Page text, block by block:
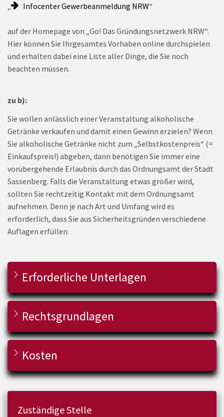
Infocenter Gewerbeanmeldung NRW“
auf der Homepage von „Go! Das Gründungsnetzwerk NRW“.
Hier können Sie Ihrgesamtes Vorhaben online durchspielen
und erhalten dabei eine Liste aller Dinge, die Sie noch
beachten müssen.
zu b):
Sie wollen anlässlich einer Veranstaltung alkoholische
Getränke verkaufen und damit einen Gewinn erzielen? Wenn
Sie alkoholische Getränke nicht zum „Selbstkostenpreis“ (=
Einkaufspreis!) abgeben, dann benötigen Sie immer eine
vorübergehende Erlaubnis durch das Ordnungsamt der Stadt
Sassenberg. Falls die Veranstaltung etwas größer wird,
sollten Sie rechtzeitig Kontakt mit dem Ordnungsamt
aufnehmen. Denn je nach Art und Umfang wird es
erforderlich, dass Sie aus Sicherheitsgründen verschiedene
Auflagen erfüllen.
Erforderliche Unterlagen
Rechtsgrundlagen
Kosten
Zuständige Stelle